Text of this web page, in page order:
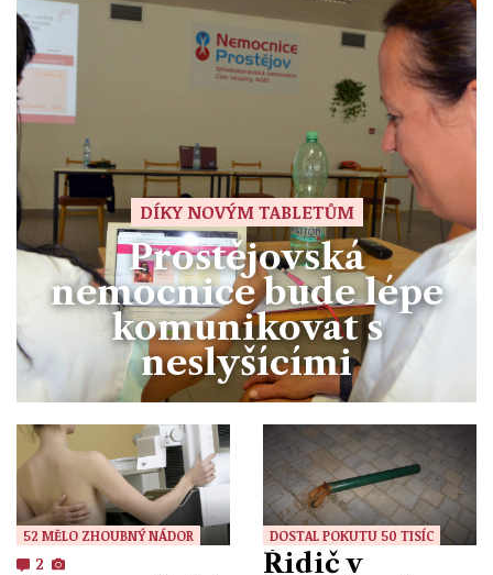
DÍKY NOVÝM TABLETŮM
Prostějovská
nemocnice bude lépe
komunikovat s
neslyšícími
52 MĚLO ZHOUBNÝ NÁDOR
2
DOSTAL POKUTU 50 TISÍC
Řidič v